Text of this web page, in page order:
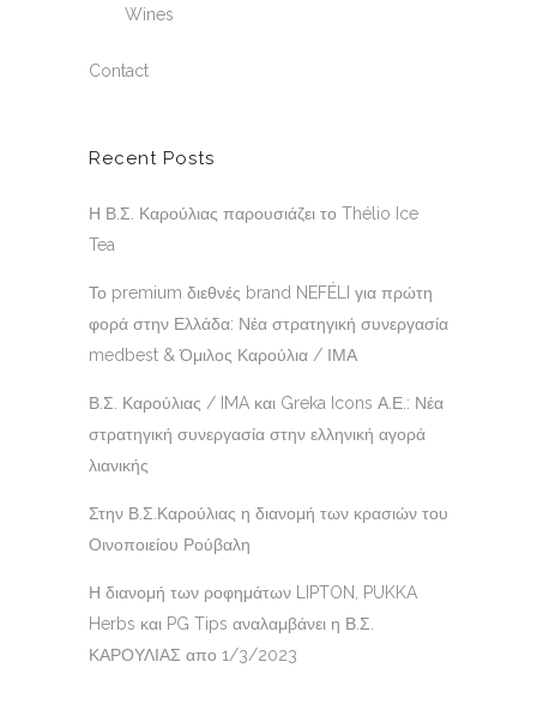
Wines
Contact
Recent Posts
Η Β.Σ. Καρούλιας παρουσιάζει το Thélio Ice
Tea
Το premium διεθνές brand NEFÉLI για πρώτη
φορά στην Ελλάδα: Νέα στρατηγική συνεργασία
medbest & Όμιλος Καρούλια / ΙΜΑ
Β.Σ. Καρούλιας / IMA και Greka Icons Α.Ε.: Νέα
στρατηγική συνεργασία στην ελληνική αγορά
λιανικής
Στην Β.Σ.Καρούλιας η διανομή των κρασιών του
Οινοποιείου Ρούβαλη
Η διανομή των ροφημάτων LIPTON, PUKKA
Herbs και PG Tips αναλαμβάνει η Β.Σ.
ΚΑΡΟΥΛΙΑΣ απο 1/3/2023